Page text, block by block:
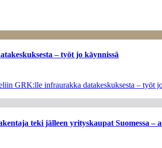
– työt jo käynnissä
GRK:lle infraurakka datakeskuksesta – työt
teki jälleen yrityskaupat Suomessa –